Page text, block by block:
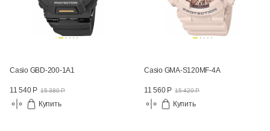
Casio GBD-200-1A1
11 540 Р 15 380 Р
Купить
Casio GMA-S120MF-4A
11 560 Р 15 420 Р
Купить